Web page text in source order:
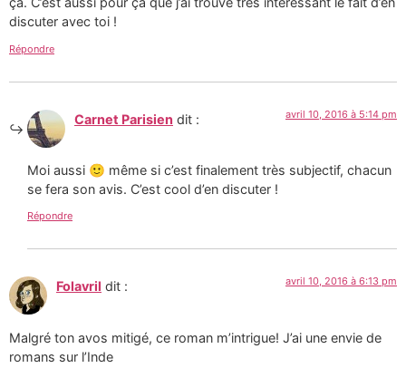
discuter avec toi !
Répondre
Carnet Parisien dit : avril 10, 2016 à 5:14 pm
Moi aussi 🙂 même si c’est finalement très subjectif, chacun
se fera son avis. C’est cool d’en discuter !
Répondre
Folavril dit : avril 10, 2016 à 6:13 pm
Malgré ton avos mitigé, ce roman m’intrigue! J’ai une envie de
romans sur l’Inde